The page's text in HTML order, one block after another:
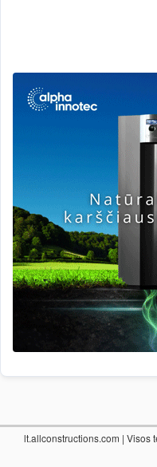
lt.allconstructions.com | Visos